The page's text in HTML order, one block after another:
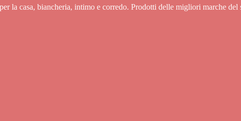
la casa, biancheria, intimo e corredo. Prodotti delle migliori marche